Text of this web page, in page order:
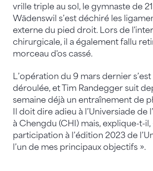
vrille triple au sol, le gymnaste de 21
Wädenswil s’est déchiré les
externe du pied droit. Lors de
chirurgicale, il a également fallu
morceau d'os cassé.
L’opération du 9 mars dernier
déroulée, et Tim Randegger suit
semaine déjà un entraînement de
Il doit dire adieu à l’Universiade de
à Chengdu (CHI) mais, explique-t-il,
participation à l’édition 2023 de
l’un de mes principaux objectifs ».